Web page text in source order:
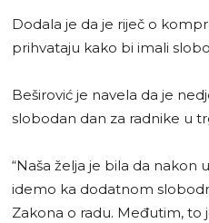
Dodala je da je riječ o
prihvataju kako bi imali
Beširović je navela da je
slobodan dan za radnike u
“Naša želja je bila da nakon
idemo ka dodatnom
Zakona o radu. Međutim, to